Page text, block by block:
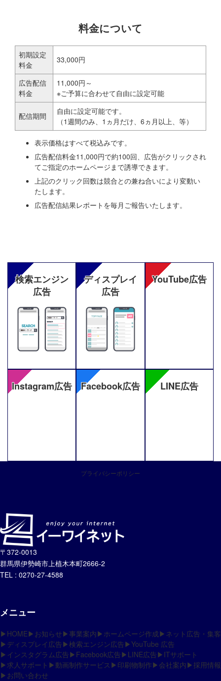
料金について
初期設定
料金
33,000円
広告配信
料金
11,000円～
※ご予算に合わせて自由に設定可能
配信期間
自由に設定可能です。
（1週間のみ、1ヵ月だけ、6ヵ月以上、等）
表示価格はすべて税込みです。
広告配信料金11,000円で約100回、広告がクリックされ
てご指定のホームページまで誘導できます。
上記のクリック回数は競合との兼ね合いにより変動い
たします。
広告配信結果レポートを毎月ご報告いたします。
検索エンジン
広告
ディスプレイ
広告
YouTube広告
Instagram広告 Facebook広告 LINE広告
プライバシーポリシー
〒372-0013
群馬県伊勢崎市上植木本町2666-2
TEL : 0270-27-4588
メニュー
▶HOME▶お知らせ▶事業案内▶ホームページ作成▶ネット広告・集客
▶ディスプレイ広告▶検索エンジン広告▶YouTube 広告
▶インスタグラム広告▶Facebook広告▶LINE広告▶ITサポート
▶求人サポート ▶動画制作サービス ▶印刷物制作▶会社案内▶採用情報
▶お問い合わせ